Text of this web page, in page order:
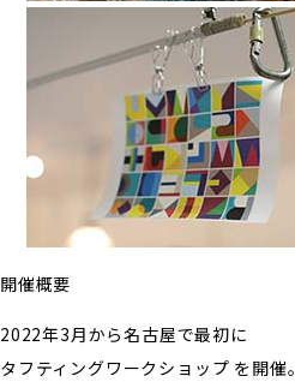
開催概要
2022年3月から名古屋で最初に
タフティングワークショップ を開催。